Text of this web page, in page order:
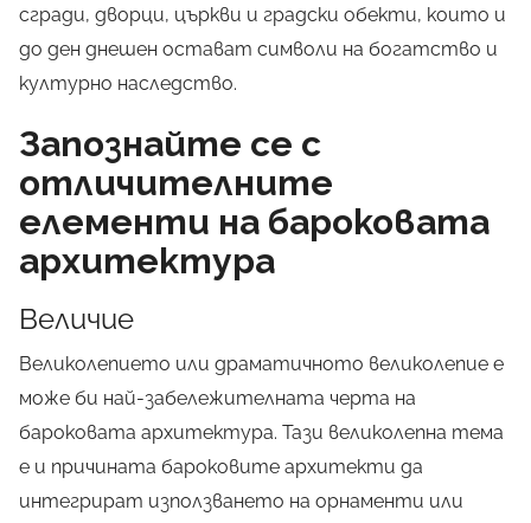
сгради, дворци, църкви и градски обекти, които и
до ден днешен остават символи на богатство и
културно наследство.
Запознайте се с
отличителните
елементи на бароковата
архитектура
Величие
Великолепието или драматичното великолепие е
може би най-забележителната черта на
бароковата архитектура. Тази великолепна тема
е и причината бароковите архитекти да
интегрират използването на орнаменти или